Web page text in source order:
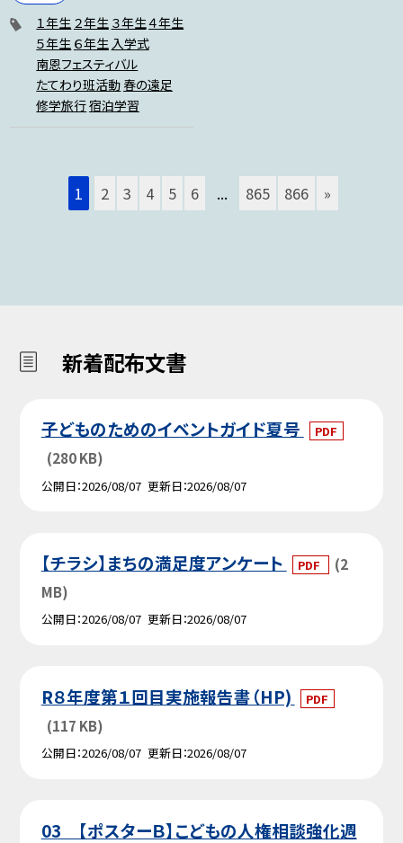
１年生 ２年生 ３年生４年生
５年生 ６年生入学式
南恩フェスティバル
たてわり班活動 春の遠足
修学旅行宿泊学習
1 2 3 4 5 6 ... 865 866 »
新着配布文書
子どものためのイベントガイド夏号 PDF
(280 KB)
公開日 2026/08/07 更新日 2026/08/07
【チラシ】まちの満足度アンケート PDF
(2
MB)
公開日 2026/08/07 更新日 2026/08/07
R８年度第１回目実施報告書（HP) PDF
(117 KB)
公開日 2026/08/07 更新日 2026/08/07
03 【ポスターＢ】こどもの人権相談強化週